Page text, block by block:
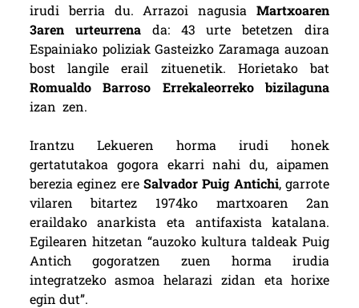
irudi berria du. Arrazoi nagusia Martxoaren
3aren urteurrenada: 43 urte betetzen dira
Espainiako poliziak Gasteizko Zaramaga auzoan
bost langile erail zituenetik. Horietako bat
Romualdo Barroso Errekaleorreko bizilaguna
izan zen.
Irantzu Lekueren horma irudi honek
gertatutakoa gogora ekarri nahi du, aipamen
berezia eginez ere Salvador Puig Antichi, garrote
vilaren bitartez 1974ko martxoaren 2an
eraildako anarkista eta antifaxista katalana.
Egilearen hitzetan “auzoko kultura taldeak Puig
Antich gogoratzen zuen horma irudia
integratzeko asmoa helarazi zidan eta horixe
egin dut”.